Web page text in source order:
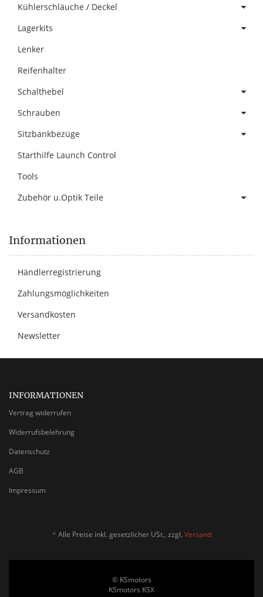
Kühlerschläuche / Deckel
Lagerkits
Lenker
Reifenhalter
Schalthebel
Schrauben
Sitzbankbezüge
Starthilfe Launch Control
Tools
Zubehör u.Optik Teile
Informationen
Händlerregistrierung
Zahlungsmöglichkeiten
Versandkosten
Newsletter
INFORMATIONEN
Vertrag widerrufen
Widerrufsbelehrung
Datenschutz
AGB
Impressum
* Alle Preise inkl. gesetzlicher USt., zzgl. Versand
© KSmotors
KSmotors KSX